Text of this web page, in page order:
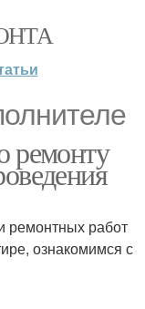
ремонту
ремонтных работ
ознакомимся с